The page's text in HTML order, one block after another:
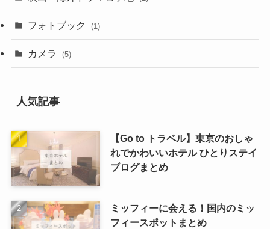
フォトブック (1)
カメラ (5)
人気記事
【Go to トラベル】東京のおしゃ
れでかわいいホテル ひとりステイ
ブログまとめ
ミッフィーに会える！国内のミッ
フィースポットまとめ